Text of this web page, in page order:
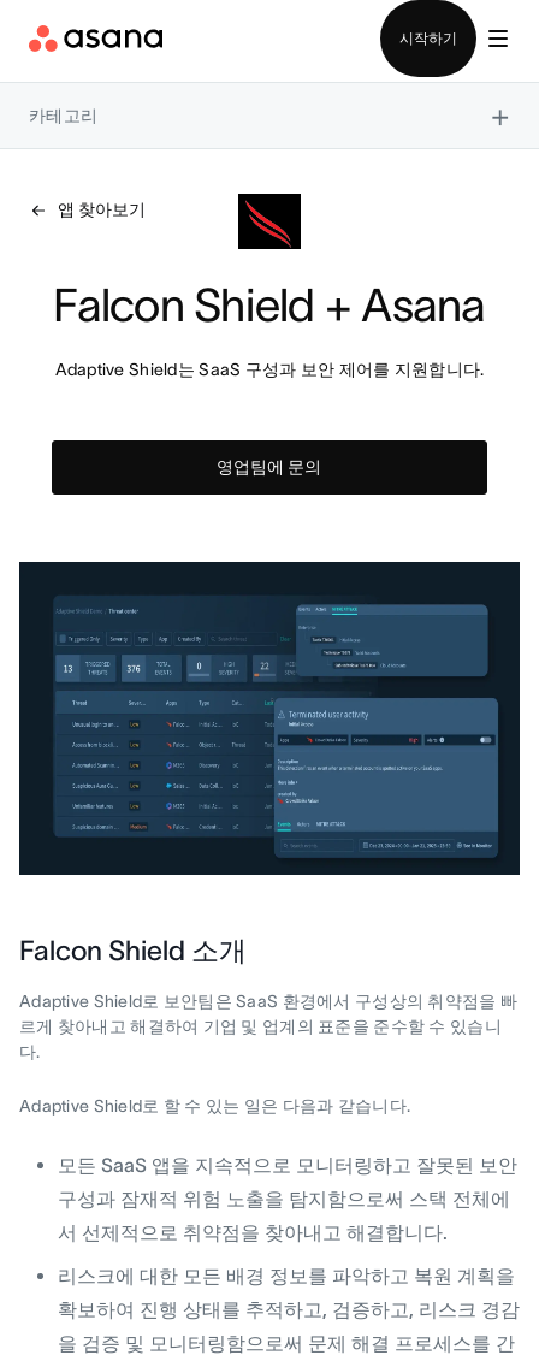
시작하기
카테고리 ×
앱 찾아보기
Falcon Shield + Asana
Adaptive Shield는 SaaS 구성과 보안 제어를 지원합니다.
영업팀에 문의
Falcon Shield 소개
Adaptive Shield로 보안팀은 SaaS 환경에서 구성상의 취약점을 빠
르게 찾아내고 해결하여 기업 및 업계의 표준을 준수할 수 있습니
다.
Adaptive Shield로 할 수 있는 일은 다음과 같습니다.
모든 SaaS 앱을 지속적으로 모니터링하고 잘못된 보안
구성과 잠재적 위험 노출을 탐지함으로써 스택 전체에
서 선제적으로 취약점을 찾아내고 해결합니다.
리스크에 대한 모든 배경 정보를 파악하고 복원 계획을
확보하여 진행 상태를 추적하고, 검증하고, 리스크 경감
을 검증 및 모니터링함으로써 문제 해결 프로세스를 간